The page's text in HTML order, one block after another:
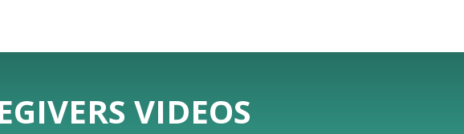
VIDEOS